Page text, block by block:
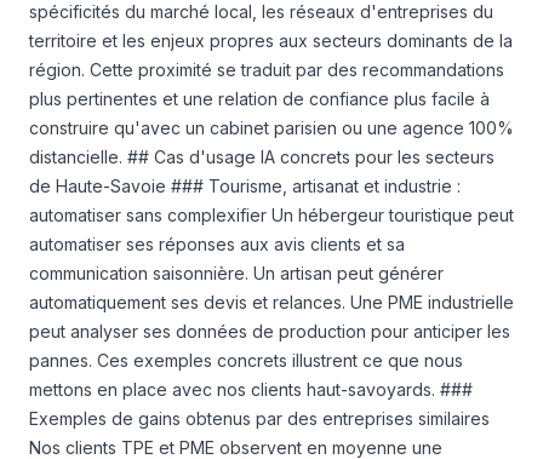
spécificités du marché local, les réseaux d'entreprises du
territoire et les enjeux propres aux secteurs dominants de la
région. Cette proximité se traduit par des recommandations
plus pertinentes et une relation de confiance plus facile à
construire qu'avec un cabinet parisien ou une agence 100%
distancielle. ## Cas d'usage IA concrets pour les secteurs
de Haute-Savoie ### Tourisme, artisanat et industrie :
automatiser sans complexifier Un hébergeur touristique peut
automatiser ses réponses aux avis clients et sa
communication saisonnière. Un artisan peut générer
automatiquement ses devis et relances. Une PME industrielle
peut analyser ses données de production pour anticiper les
pannes. Ces exemples concrets illustrent ce que nous
mettons en place avec nos clients haut-savoyards. ###
Exemples de gains obtenus par des entreprises similaires
Nos clients TPE et PME observent en moyenne une